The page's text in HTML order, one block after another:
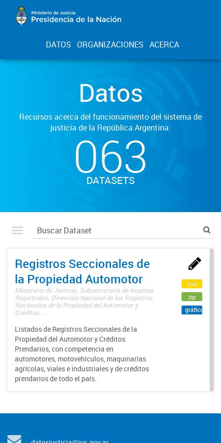
DATOS ORGANIZACIONES ACERCA
Datos
Recursos acerca del funcionamiento del sistema de
justicia de la República Argentina.
063
DATASETS
Registros Seccionales de
la Propiedad Automotor
Ministerio de Justicia. Subsecretaría de Asuntos
Registrales. Dirección Nacional de los Registros
Nacionales de la Propiedad del Automotor y
Créditos ...
Listados de Registros Seccionales de la
Propiedad del Automotor y Créditos
Prendarios, con competencia en
automotores, motovehículos, maquinarias
agrícolas, viales e industriales y de créditos
prendarios de todo el país.
csv
zip
gráfico